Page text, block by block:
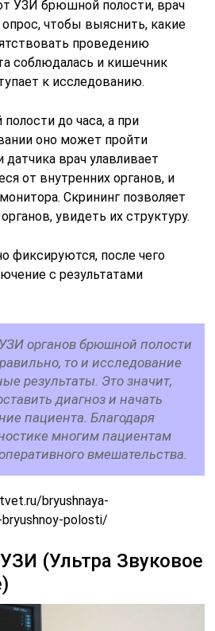
УЗИ брюшной полости, врач
чтобы выяснить, какие
проведению
соблюдалась и кишечник
к исследованию.
до часа, а при
оно может пройти
врач улавливает
от внутренних органов, и
Скрининг позволяет
увидеть их структуру.
фиксируются, после чего
с результатами
органов брюшной полости
то и исследование
результаты. Это значит,
диагноз и начать
пациента. Благодаря
многим пациентам
вмешательства.
bryushnaya-
polosti/
(Ультра Звуковое